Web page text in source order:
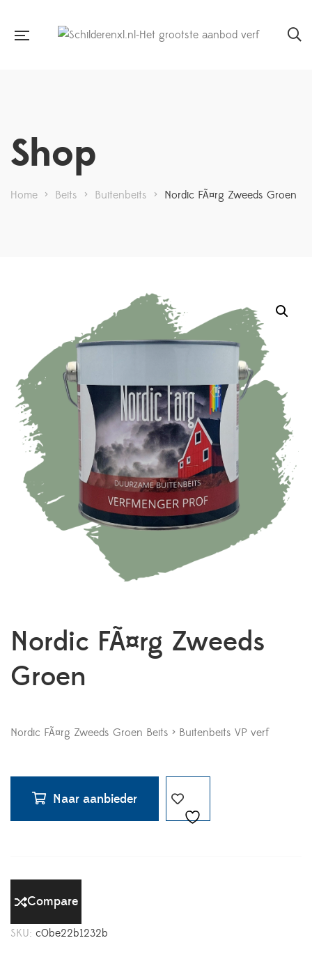
Shop
Home > Beits > Buitenbeits > Nordic FÃ¤rg Zweeds Groen
Nordic FÃ¤rg Zweeds
Groen
Nordic FÃ¤rg Zweeds Groen Beits > Buitenbeits VP verf
Naar aanbieder
Compare
SKU: c0be22b1232b